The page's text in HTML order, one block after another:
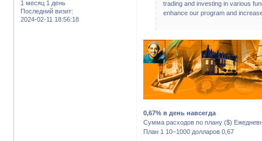
1 месяц 1 день
Последний визит:
2024-02-11 18:56:18
trading and investing in various
enhance our program and
0,67% в день навсегда
Сумма расходов по плану ($)
План 1 10–1000 долларов 0,67